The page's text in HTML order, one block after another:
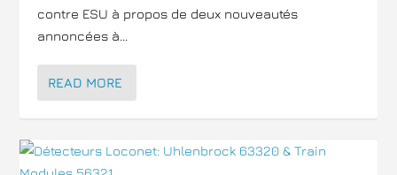
contre ESU à propos de deux nouveautés
annoncées à...
READ MORE